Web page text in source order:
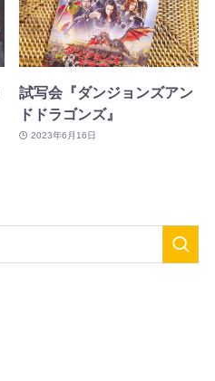
試写会『ダンジョンズアン
ドドラゴンズ』
2023年6月16日